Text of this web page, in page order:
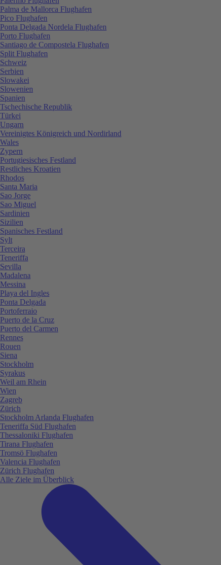
Palma de Mallorca Flughafen
Pico Flughafen
Ponta Delgada Nordela Flughafen
Porto Flughafen
Santiago de Compostela Flughafen
Split Flughafen
Schweiz
Serbien
Slowakei
Slowenien
Spanien
Tschechische Republik
Türkei
Ungarn
Vereinigtes Königreich und Nordirland
Wales
Zypern
Portugiesisches Festland
Restliches Kroatien
Rhodos
Santa Maria
Sao Jorge
Sao Miguel
Sardinien
Sizilien
Spanisches Festland
Sylt
Terceira
Teneriffa
Sevilla
Madalena
Messina
Playa del Ingles
Ponta Delgada
Portoferraio
Puerto de la Cruz
Puerto del Carmen
Rennes
Rouen
Siena
Stockholm
Syrakus
Weil am Rhein
Wien
Zagreb
Zürich
Stockholm Arlanda Flughafen
Teneriffa Süd Flughafen
Thessaloniki Flughafen
Tirana Flughafen
Tromsö Flughafen
Valencia Flughafen
Zürich Flughafen
Alle Ziele im Überblick